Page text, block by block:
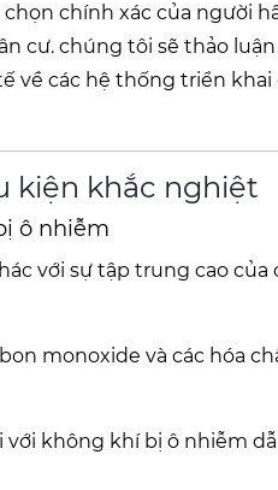
chính xác của người
cư. chúng tôi sẽ thảo
về các hệ thống triển
kiện khắc nghiệt
ô nhiễm
với sự tập trung cao
monoxide và các hóa
với không khí bị ô nhiễm